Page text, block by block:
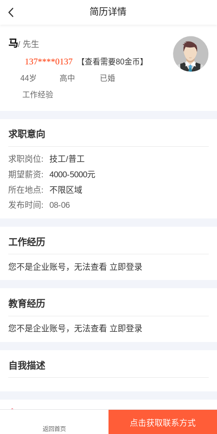
简历详情
马/ 先生
137****0137 【查看需要80金币】
44岁 高中 已婚
工作经验
求职意向
求职岗位:
技工/普工
期望薪资:
4000-5000元
所在地点:
不限区域
发布时间:
08-06
工作经历
您不是企业账号，无法查看 立即登录
教育经历
您不是企业账号，无法查看 立即登录
自我描述
1、本平台仅供信息发布，任何收取押金、保证金均有可能涉 及诈骗，请微友
返回首页
点击获取联系方式